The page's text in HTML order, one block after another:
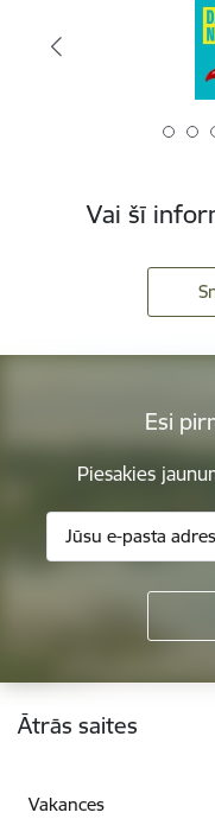
Vai šī
Esi
Piesakies
Kājene
Ātrās saites
Vakances